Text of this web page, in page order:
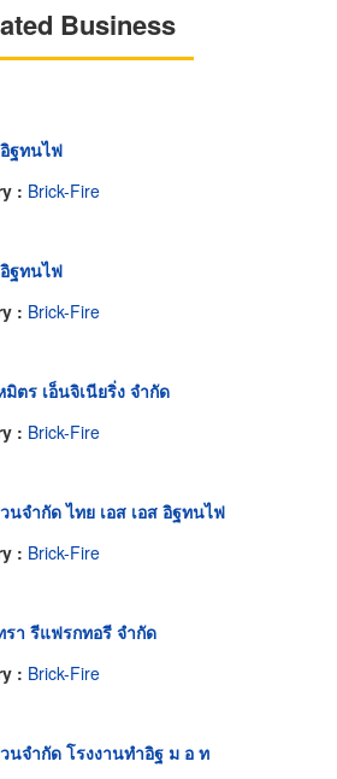
Business
ฐทนไฟ
: Brick-Fire
ฐทนไฟ
: Brick-Fire
ตร เอ็นจิเนียริ่ง จำกัด
: Brick-Fire
นจำกัด ไทย เอส เอส อิฐทนไฟ
: Brick-Fire
า รีแฟรกทอรี จำกัด
: Brick-Fire
นจำกัด โรงงานทำอิฐ ม อ ท